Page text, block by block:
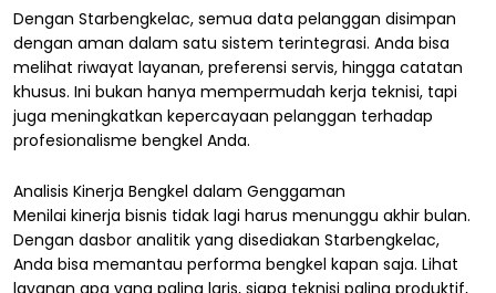
Dengan Starbengkelac, semua data pelanggan disimpan
dengan aman dalam satu sistem terintegrasi. Anda bisa
melihat riwayat layanan, preferensi servis, hingga catatan
khusus. Ini bukan hanya mempermudah kerja teknisi, tapi
juga meningkatkan kepercayaan pelanggan terhadap
profesionalisme bengkel Anda.
Analisis Kinerja Bengkel dalam Genggaman
Menilai kinerja bisnis tidak lagi harus menunggu akhir bulan.
Dengan dasbor analitik yang disediakan Starbengkelac,
Anda bisa memantau performa bengkel kapan saja. Lihat